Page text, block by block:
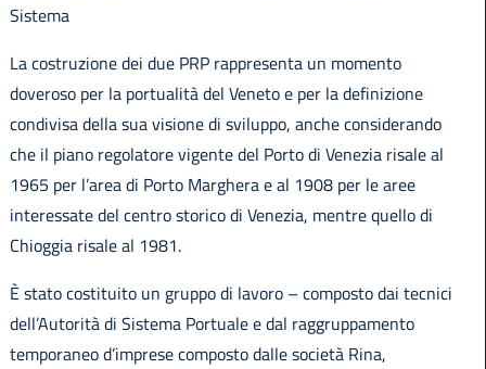
English
Sistema
La costruzione dei due PRP rappresenta un momento
doveroso per la portualità del Veneto e per la definizione
condivisa della sua visione di sviluppo, anche considerando
che il piano regolatore vigente del Porto di Venezia risale al
1965 per l’area di Porto Marghera e al 1908 per le aree
interessate del centro storico di Venezia, mentre quello di
Chioggia risale al 1981.
È stato costituito un gruppo di lavoro – composto dai tecnici
dell’Autorità di Sistema Portuale e dal raggruppamento
temporaneo d’imprese composto dalle società Rina,